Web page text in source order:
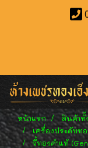
หน้าแรก
สินค้าทั้
เครื่องประดับทอ
จี้ทองคำแท้